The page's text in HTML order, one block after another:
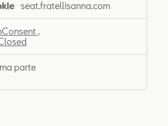
seat.fratellisanna.com
,
parte